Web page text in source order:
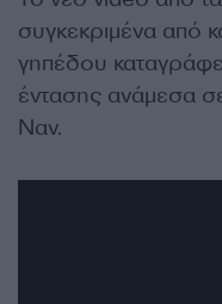
συγκεκριμένα από
γηπέδου
έντασης ανάμεσα
Ναν.